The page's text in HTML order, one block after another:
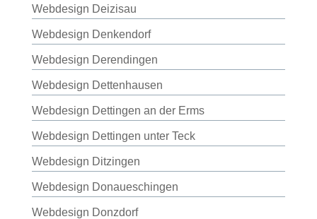
Webdesign Deizisau
Webdesign Denkendorf
Webdesign Derendingen
Webdesign Dettenhausen
Webdesign Dettingen an der Erms
Webdesign Dettingen unter Teck
Webdesign Ditzingen
Webdesign Donaueschingen
Webdesign Donzdorf